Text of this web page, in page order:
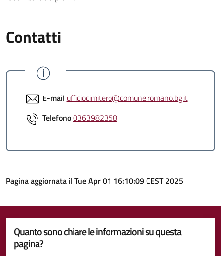
Contatti
E-mail ufficiocimitero@comune.romano.bg.it
Telefono0363982358
Pagina aggiornata il Tue Apr 01 16:10:09 CEST 2025
Quanto sono chiare le informazioni su questa
pagina?